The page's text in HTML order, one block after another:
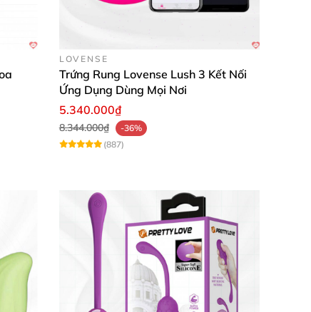
chỉnh theo từng trạng thái cảm xúc
LOVENSE
Trứng Rung Lovense Lush 3 Kết Nối
Ứng Dụng Dùng Mọi Nơi
5.340.000₫
8.344.000₫
-36%
(887)